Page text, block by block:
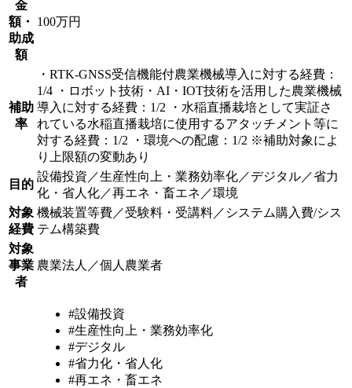
金
額・
助成
額
100万円
補助
率
・RTK-GNSS受信機能付農業機械導入に対する経費：
1/4 ・ロボット技術・AI・IOT技術を活用した農業機械
導入に対する経費：1/2 ・水稲直播栽培として実証さ
れている水稲直播栽培に使用するアタッチメント等に
対する経費：1/2 ・環境への配慮：1/2 ※補助対象によ
り上限額の変動あり
目的
設備投資／生産性向上・業務効率化／デジタル／省力
化・省人化／再エネ・畜エネ／環境
対象
経費
機械装置等費／受験料・受講料／システム購入費/シス
テム構築費
対象
事業
者
農業法人／個人農業者
#設備投資
#生産性向上・業務効率化
#デジタル
#省力化・省人化
#再エネ・畜エネ